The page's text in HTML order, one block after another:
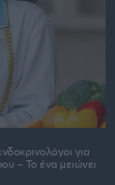
για
– Το ένα μειώνει